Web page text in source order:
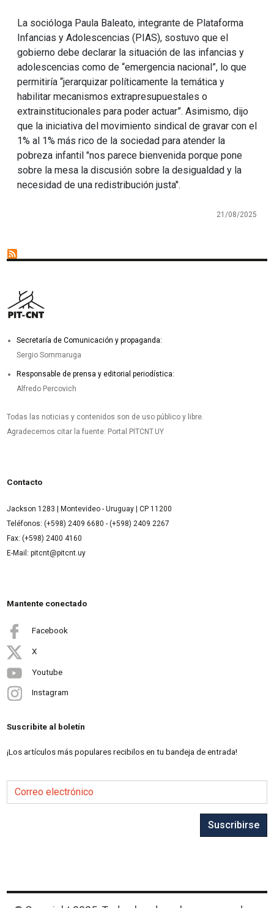
La socióloga Paula Baleato, integrante de Plataforma
Infancias y Adolescencias (PIAS), sostuvo que el
gobierno debe declarar la situación de las infancias y
adolescencias como de “emergencia nacional”, lo que
permitiría “jerarquizar políticamente la temática y
habilitar mecanismos extrapresupuestales o
extrainstitucionales para poder actuar”. Asimismo, dijo
que la iniciativa del movimiento sindical de gravar con el
1% al 1% más rico de la sociedad para atender la
pobreza infantil "nos parece bienvenida porque pone
sobre la mesa la discusión sobre la desigualdad y la
necesidad de una redistribución justa".
21/08/2025
Secretaría de Comunicación y propaganda:
Sergio Sommaruga
Responsable de prensa y editorial periodística:
Alfredo Percovich
Todas las noticias y contenidos son de uso público y libre.
Agradecemos citar la fuente: Portal PITCNT.UY
Contacto
Jackson 1283 | Montevideo - Uruguay | CP 11200
Teléfonos: (+598) 2409 6680 - (+598) 2409 2267
Fax: (+598) 2400 4160
E-Mail: pitcnt@pitcnt.uy
Mantente conectado
Facebook
X
Youtube
Instagram
Suscribite al boletín
¡Los artículos más populares recibilos en tu bandeja de entrada!
Correo electrónico
Suscribirse